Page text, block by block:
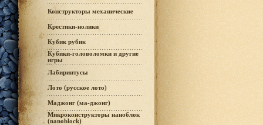
Конструкторы механические
Крестики-нолики
Кубик рубик
Кубики-головоломки и другие
игры
Лабиринтусы
Лото (русское лото)
Маджонг (ма-джонг)
Микроконструкторы наноблок
(nanoblock)